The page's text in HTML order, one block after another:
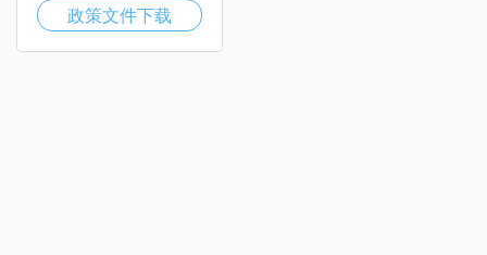
政策文件下载